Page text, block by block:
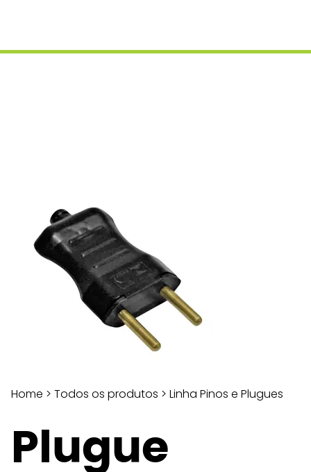
Home > Todos os produtos > Linha Pinos e Plugues
Plugue